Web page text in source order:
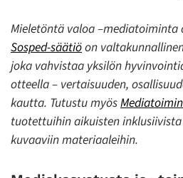
Mieletöntä valoa –mediatoiminta
Sosped-säätiöon
joka vahvistaa yksilön
otteella – vertaisuuden,
kautta. Tutustu myös
tuotettuihin aikuisten
kuvaaviin materiaaleihin.